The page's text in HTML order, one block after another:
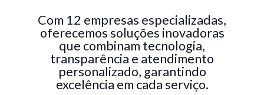
Com 12 empresas especializadas,
oferecemos soluções inovadoras
que combinam tecnologia,
transparência e atendimento
personalizado, garantindo
excelência em cada serviço.